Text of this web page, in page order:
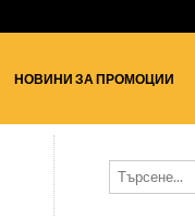
НОВИНИ ЗА ПРОМОЦИИ